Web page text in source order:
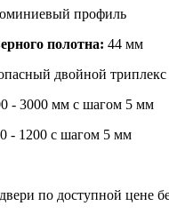
профиль
полотна: 44 мм
двойной
- 3000 мм с шагом 5 мм
- 1200 с шагом 5 мм
по доступной цене